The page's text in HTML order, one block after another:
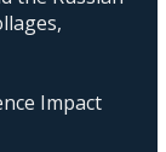
Impact